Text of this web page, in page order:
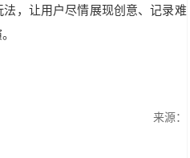
，让用户尽情展现创意、记录难
来源：